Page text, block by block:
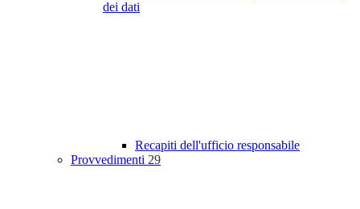
dei dati
Recapiti dell'ufficio responsabile
Provvedimenti 29